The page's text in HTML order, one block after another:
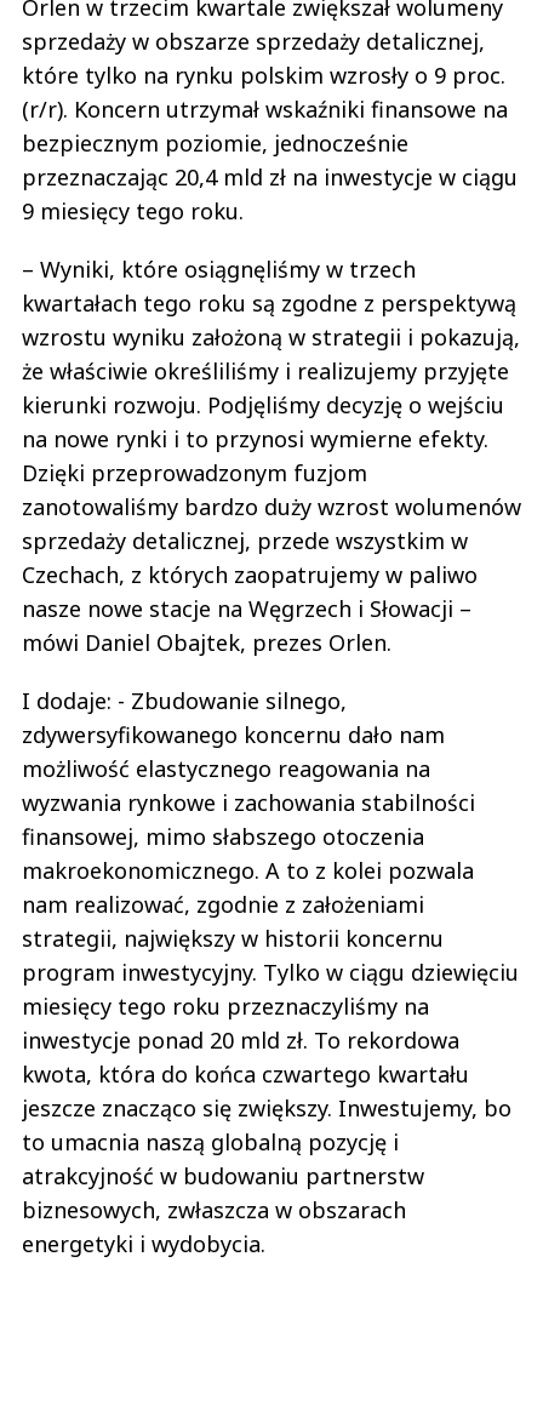
Orlen w trzecim kwartale zwiększał wolumeny
sprzedaży w obszarze sprzedaży detalicznej,
które tylko na rynku polskim wzrosły o 9 proc.
(r/r). Koncern utrzymał wskaźniki finansowe na
bezpiecznym poziomie, jednocześnie
przeznaczając 20,4 mld zł na inwestycje w ciągu
9 miesięcy tego roku.
– Wyniki, które osiągnęliśmy w trzech
kwartałach tego roku są zgodne z perspektywą
wzrostu wyniku założoną w strategii i pokazują,
że właściwie określiliśmy i realizujemy przyjęte
kierunki rozwoju. Podjęliśmy decyzję o wejściu
na nowe rynki i to przynosi wymierne efekty.
Dzięki przeprowadzonym fuzjom
zanotowaliśmy bardzo duży wzrost wolumenów
sprzedaży detalicznej, przede wszystkim w
Czechach, z których zaopatrujemy w paliwo
nasze nowe stacje na Węgrzech i Słowacji –
mówi Daniel Obajtek, prezes Orlen.
I dodaje: - Zbudowanie silnego,
zdywersyfikowanego koncernu dało nam
możliwość elastycznego reagowania na
wyzwania rynkowe i zachowania stabilności
finansowej, mimo słabszego otoczenia
makroekonomicznego. A to z kolei pozwala
nam realizować, zgodnie z założeniami
strategii, największy w historii koncernu
program inwestycyjny. Tylko w ciągu dziewięciu
miesięcy tego roku przeznaczyliśmy na
inwestycje ponad 20 mld zł. To rekordowa
kwota, która do końca czwartego kwartału
jeszcze znacząco się zwiększy. Inwestujemy, bo
to umacnia naszą globalną pozycję i
atrakcyjność w budowaniu partnerstw
biznesowych, zwłaszcza w obszarach
energetyki i wydobycia.